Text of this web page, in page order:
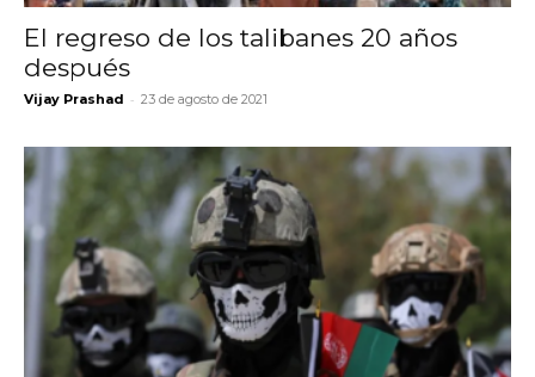
El regreso de los talibanes 20 años
después
Vijay Prashad - 23 de agosto de 2021